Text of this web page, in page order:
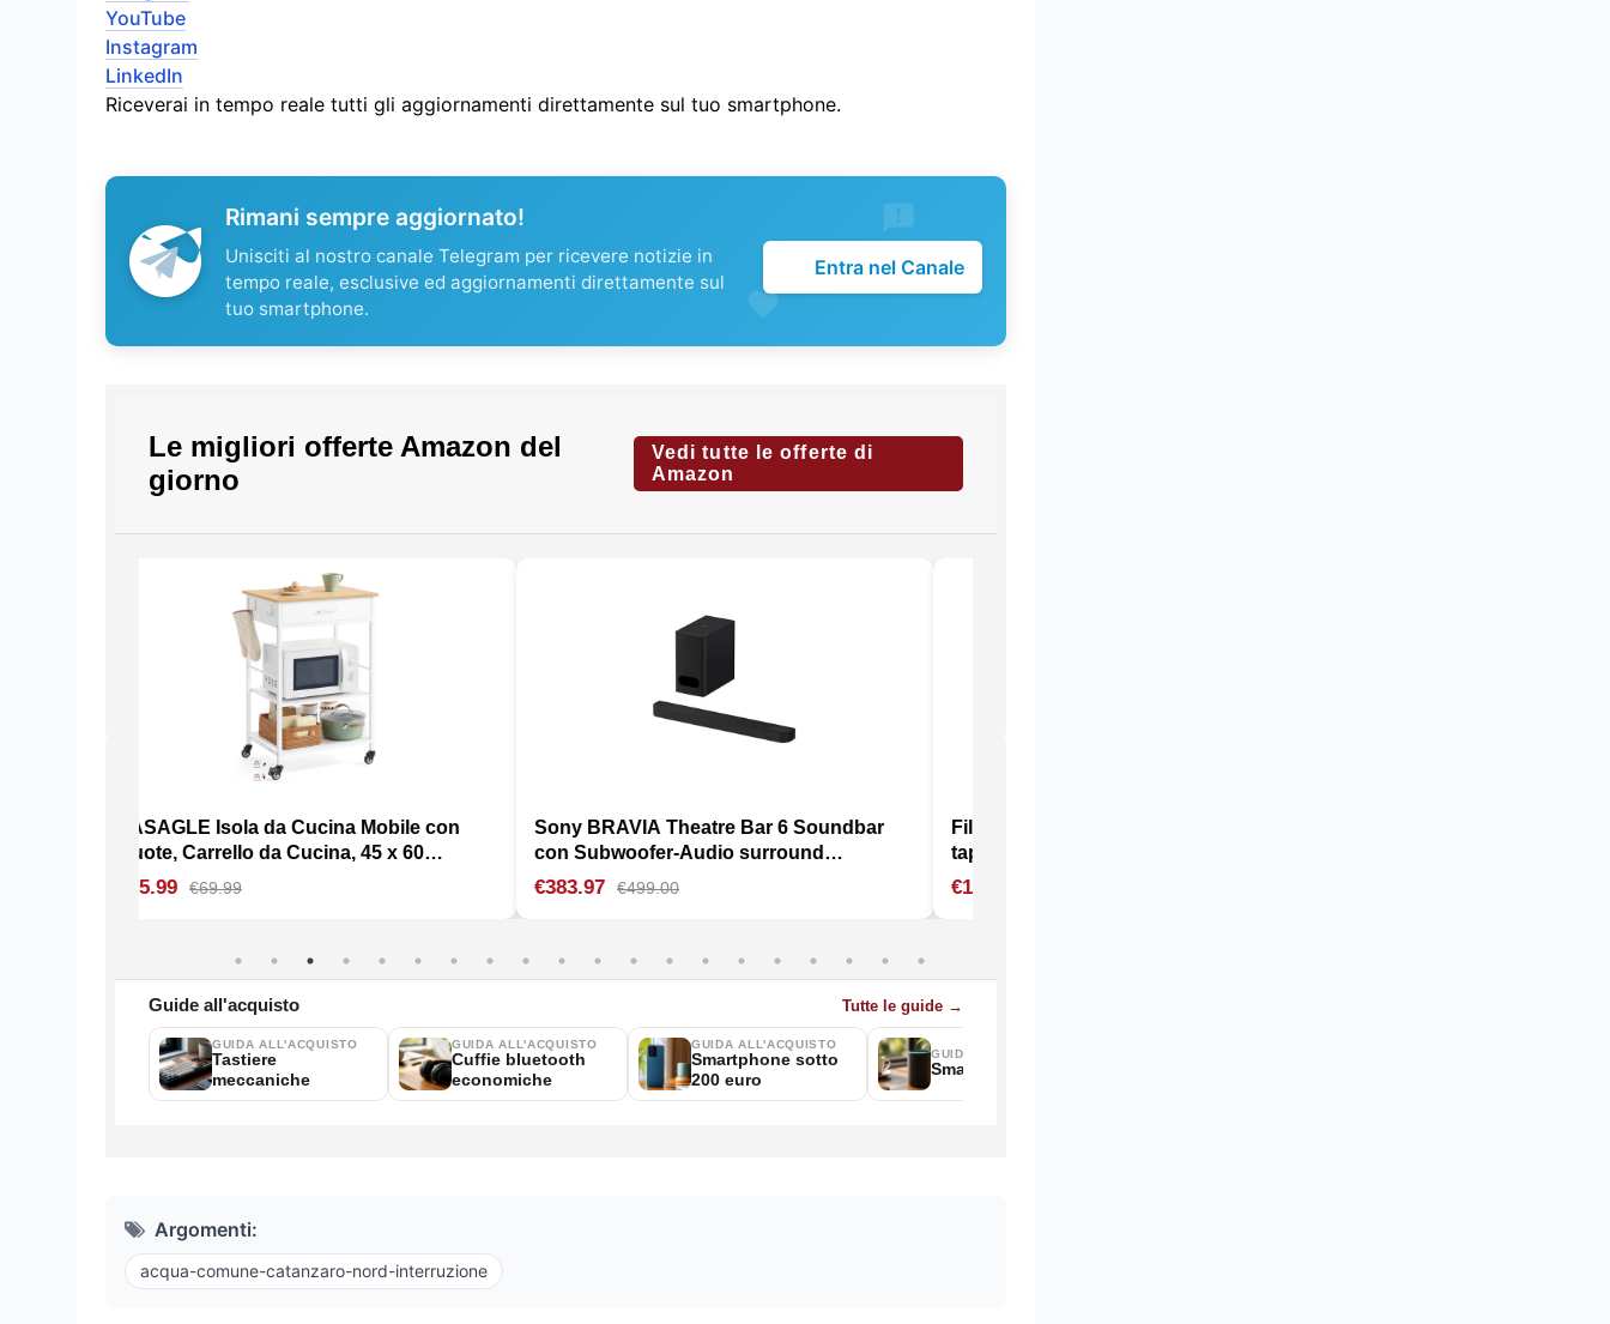
YouTube
Instagram
LinkedIn
Riceverai in tempo reale tutti gli aggiornamenti direttamente sul tuo smartphone.
Rimani sempre aggiornato!
Unisciti al nostro canale Telegram per ricevere notizie in
tempo reale, esclusive ed aggiornamenti direttamente sul
tuo smartphone.
Entra nel Canale
Argomenti:
acqua-comune-catanzaro-nord-interruzione